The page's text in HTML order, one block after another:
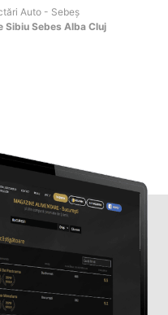
Auto - Sebeş
Sibiu Sebes Alba Cluj